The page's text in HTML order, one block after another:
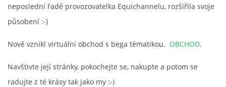
neposlední řadě provozovatelka Equichannelu, rozšířila svoje
působení :-)
Nově vznikl virtuální obchod s bega tématikou. OBCHOD.
Navštivte její stránky, pokochejte se, nakupte a potom se
radujte z té krásy tak jako my :-)